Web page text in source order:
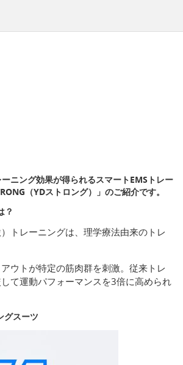
ニング効果が得られるスマートEMSトレー
（YDストロング）」のご紹介です。
？
トレーニングは、理学療法由来のトレ
ウトが特定の筋肉群を刺激。従来トレ
て運動パフォーマンスを3倍に高められ
グスーツ